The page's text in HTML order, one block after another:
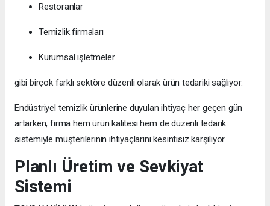
Restoranlar
Temizlik firmaları
Kurumsal işletmeler
gibi birçok farklı sektöre düzenli olarak ürün tedariki sağlıyor.
Endüstriyel temizlik ürünlerine duyulan ihtiyaç her geçen gün
artarken, firma hem ürün kalitesi hem de düzenli tedarik
sistemiyle müşterilerinin ihtiyaçlarını kesintisiz karşılıyor.
Planlı Üretim ve Sevkiyat
Sistemi